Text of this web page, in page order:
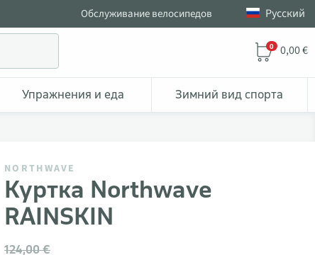
Обслуживание велосипедов Pусский
0 0,00 €
Упражнения и еда Зимний вид спорта
NORTHWAVE
Куртка Northwave
RAINSKIN
124,00 €